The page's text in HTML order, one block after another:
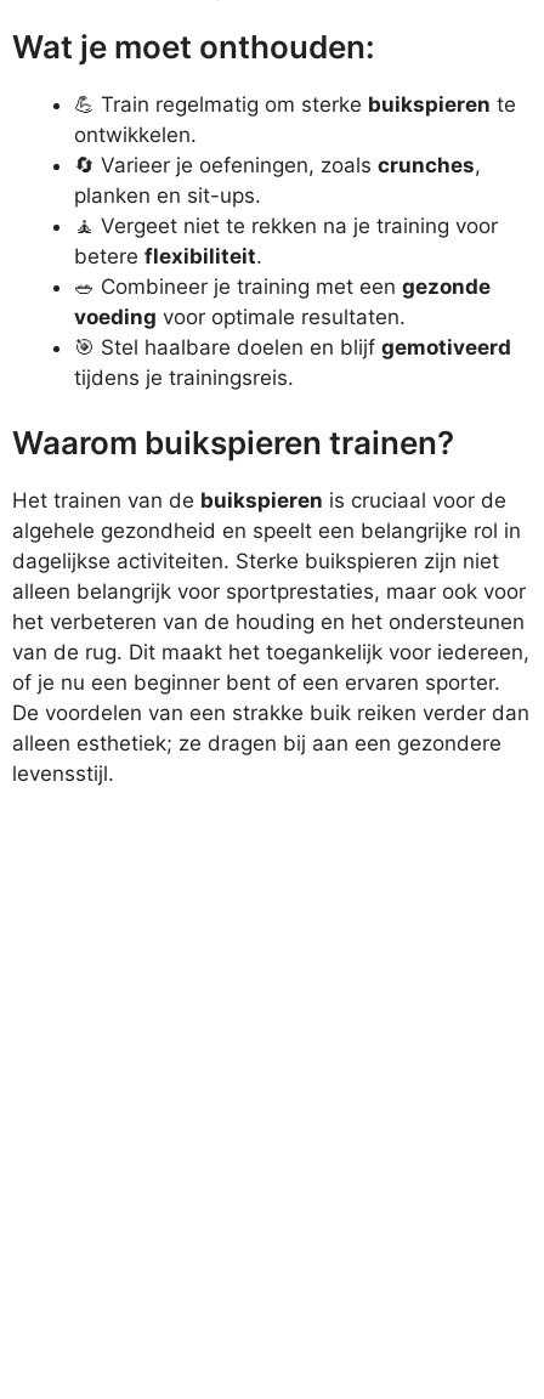
Wat je moet onthouden:
💪 Train regelmatig om sterke buikspieren te
ontwikkelen.
🔄 Varieer je oefeningen, zoals crunches,
planken en sit-ups.
🧘 Vergeet niet te rekken na je training voor
betere flexibiliteit.
🥗 Combineer je training met een gezonde
voeding voor optimale resultaten.
🎯 Stel haalbare doelen en blijf gemotiveerd
tijdens je trainingsreis.
Waarom buikspieren trainen?
Het trainen van de buikspieren is cruciaal voor de
algehele gezondheid en speelt een belangrijke rol in
dagelijkse activiteiten. Sterke buikspieren zijn niet
alleen belangrijk voor sportprestaties, maar ook voor
het verbeteren van de houding en het ondersteunen
van de rug. Dit maakt het toegankelijk voor iedereen,
of je nu een beginner bent of een ervaren sporter.
De voordelen van een strakke buik reiken verder dan
alleen esthetiek; ze dragen bij aan een gezondere
levensstijl.